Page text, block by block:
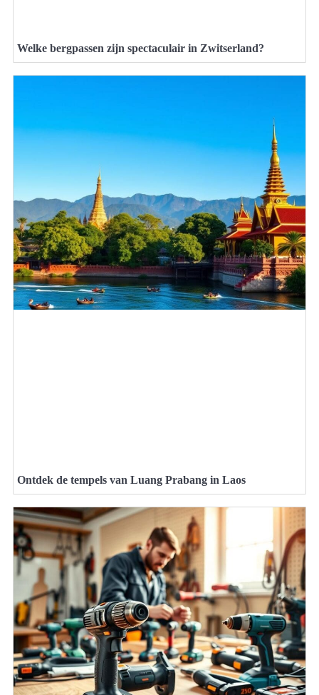
Welke bergpassen zijn spectaculair in Zwitserland?
Ontdek de tempels van Luang Prabang in Laos